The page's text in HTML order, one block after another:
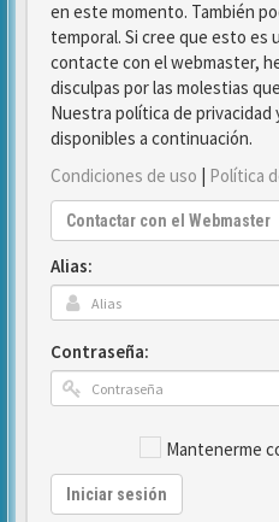
en este momento. También
temporal. Si cree que esto es
contacte con el webmaster,
disculpas por las molestias
Nuestra política de
disponibles a continuación.
Condiciones de uso | Política
Contactar con el Webmaster
Alias:
Contraseña:
Mantenerme
Iniciar sesión